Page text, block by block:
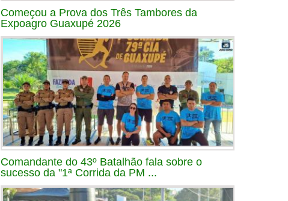
Começou a Prova dos Três Tambores da
Expoagro Guaxupé 2026
Comandante do 43º Batalhão fala sobre o
sucesso da "1ª Corrida da PM ...